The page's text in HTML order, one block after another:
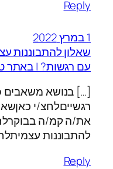
Reply
1 במרץ 2022
שאלון להתבוננות
עם רגשות? | באתר
[…] בנושא משאבים
רגשייםלחצ/י
את/ה קמ/ה
להתבוננות
Reply